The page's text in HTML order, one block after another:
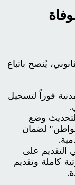
يُنصح باتباع
فوراً لتسجيل
وضع
لضمان
التقديم على
كاملة وتقديم